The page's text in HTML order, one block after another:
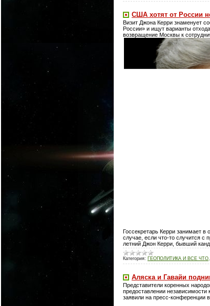
США хотят от России
Визит Джона Керри знаменует
России» и ищут варианты
возвращение Москвы к
Госсекретарь Керри занимает
случае, если что-то случится с
летний Джон Керри, бывший
Категория: ГЕОПОЛИТИКА И ВСЕ
Аляска и Гавайи
Представители коренных
предоставлении
заявили на пресс-конференции